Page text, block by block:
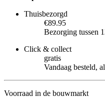
Thuisbezorgd
€89.95
Bezorging tussen
Click & collect
gratis
Vandaag besteld,
Voorraad in de bouwmarkt